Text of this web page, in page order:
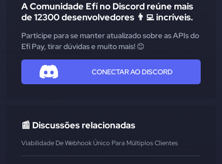
A Comunidade Efí no Discord reúne mais
de 12300 desenvolvedores 👨‍💻 incríveis.
Participe para se manter atualizado sobre as APIs do
Efí Pay, tirar dúvidas e muito mais! 😊
CONECTAR AO DISCORD
📰 Discussões relacionadas
Viabilidade De Webhook Único Para Múltiplos Clientes